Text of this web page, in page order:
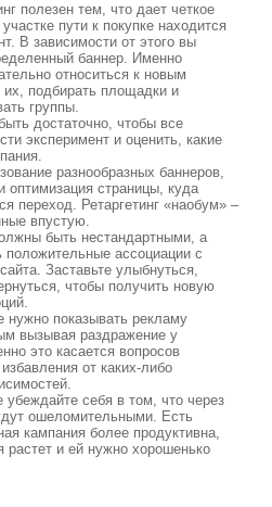
полезен тем, что дает четкое
пути к покупке находится
В зависимости от этого вы
баннер. Именно
относиться к новым
подбирать площадки и
группы.
достаточно, чтобы все
эксперимент и оценить, какие
разнообразных баннеров,
оптимизация страницы, куда
переход. Ретаргетинг «наобум» –
впустую.
быть нестандартными, а
ассоциации с
Заставьте улыбнуться,
чтобы получить новую
нужно показывать рекламу
вызывая раздражение у
это касается вопросов
от каких-либо
убеждайте себя в том, что через
ошеломительными. Есть
кампания более продуктивна,
растет и ей нужно хорошенько